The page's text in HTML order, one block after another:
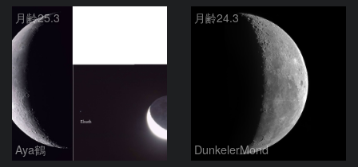
月齢25.3
Aya鶴
月齢24.3
DunkelerMond